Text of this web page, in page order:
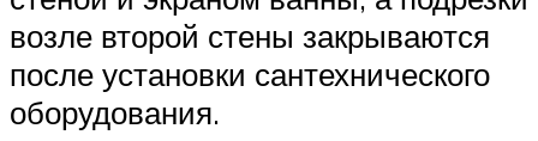
возле второй стены закрываются
после установки сантехнического
оборудования.